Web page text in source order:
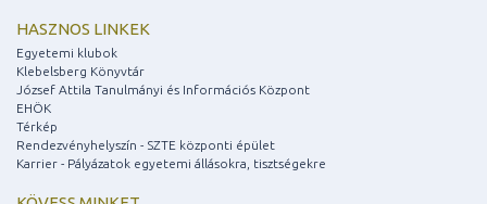
HASZNOS LINKEK
Egyetemi klubok
Klebelsberg Könyvtár
József Attila Tanulmányi és Információs Központ
EHÖK
Térkép
Rendezvényhelyszín - SZTE központi épület
Karrier - Pályázatok egyetemi állásokra, tisztségekre